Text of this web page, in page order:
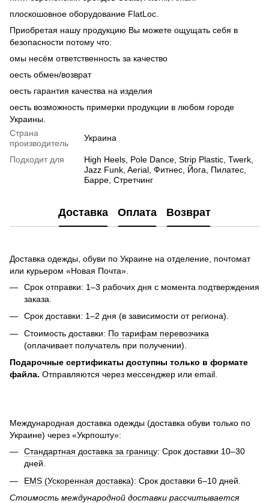
плоскошовное оборудование FlatLoc.
Приобретая нашу продукцию Вы можете ощущать себя в
безопасности потому что:
oмы несём ответственность за качество
oесть обмен/возврат
oесть гарантия качества на изделия
oесть возможность примерки продукции в любом городе
Украины.
Страна
производитель
Украина
Подходит для
High Heels, Pole Dance, Strip Plastic, Twerk,
Jazz Funk, Aerial, Фитнес, Йога, Пилатес,
Барре, Стретчинг
Доставка Оплата Возврат
Доставка одежды, обуви по Украине на отделение, почтомат
или курьером «Новая Почта».
Срок отправки: 1–3 рабочих дня с момента подтверждения
заказа.
Срок доставки: 1–2 дня (в зависимости от региона).
Стоимость доставки: По тарифам перевозчика
(оплачивает получатель при получении).
Подарочные сертификаты доступны только в формате
файла. Отправляются через мессенджер или email.
Международная доставка одежды (доставка обуви только по
Украине) через «Укрпошту»:
Стандартная доставка за границу: Срок доставки 10–30
дней.
EMS (Ускоренная доставка): Срок доставки 6–10 дней.
Стоимость международной доставки рассчитывается